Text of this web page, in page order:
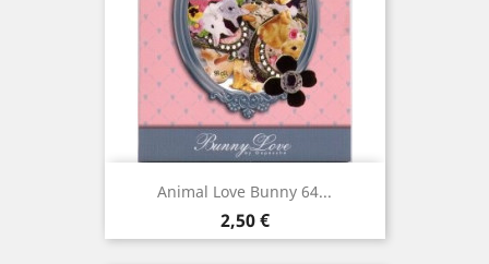
Animal Love Bunny 64...
Prix
2,50 €